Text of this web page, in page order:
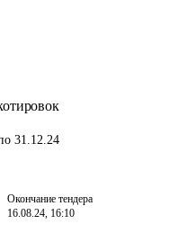
31.12.24
Окончание тендера
16.08.24, 16:10